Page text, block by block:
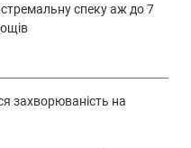
спеку аж до 7
захворюваність на